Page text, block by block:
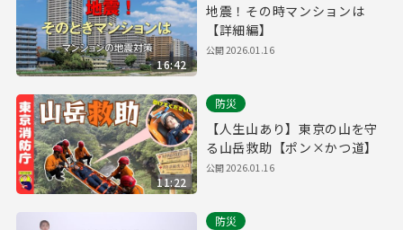
16:42
地震！その時マンションは
【詳細編】
公開2026.01.16
11:22
防災
【人生山あり】東京の山を守
る山岳救助【ポン×かつ道】
公開2026.01.16
防災